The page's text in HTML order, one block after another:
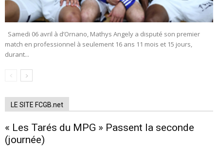
Samedi 06 avril à d’Ornano, Mathys Angely a disputé son premier
match en professionnel à seulement 16 ans 11 mois et 15 jours,
durant...
LE SITE FCGB.net
« Les Tarés du MPG » Passent la seconde
(journée)